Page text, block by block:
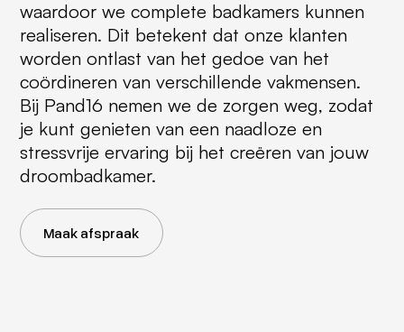
waardoor we complete badkamers kunnen
realiseren. Dit betekent dat onze klanten
worden ontlast van het gedoe van het
coördineren van verschillende vakmensen.
Bij Pand16 nemen we de zorgen weg, zodat
je kunt genieten van een naadloze en
stressvrije ervaring bij het creëren van jouw
droombadkamer.
Maak afspraak